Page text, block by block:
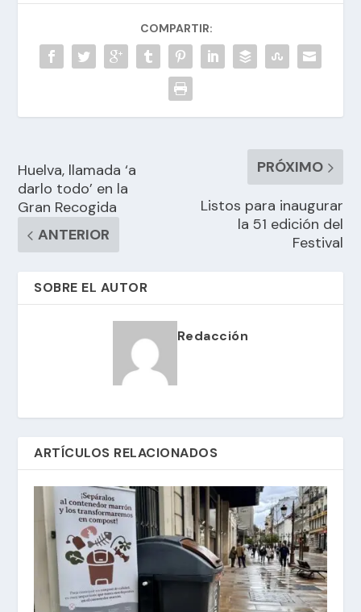
COMPARTIR:
Huelva, llamada ‘a
darlo todo’ en la
Gran Recogida
ANTERIOR
PRÓXIMO
Listos para inaugurar
la 51 edición del
Festival
SOBRE EL AUTOR
Redacción
ARTÍCULOS RELACIONADOS